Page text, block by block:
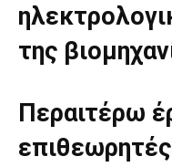
της
Περαιτέρω
επιθεωρητές